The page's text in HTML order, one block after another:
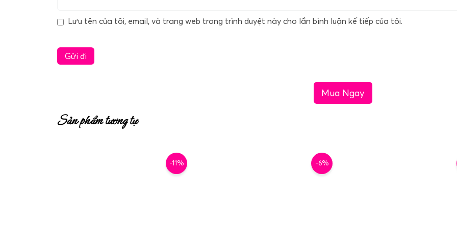
Lưu tên của tôi, email, và trang web trong trình duyệt này cho lần bình luận kế tiếp của tôi.
Mua Ngay
Sản phẩm tương tự
-11% -6%